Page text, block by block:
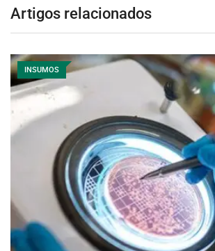
Artigos relacionados
INSUMOS